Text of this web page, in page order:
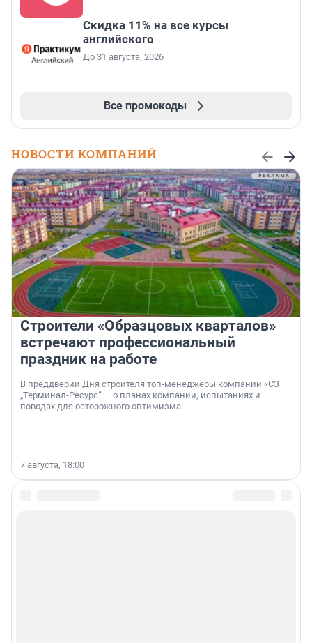
Скидка 11% на все курсы
английского
До 31 августа, 2026
Все промокоды
НОВОСТИ КОМПАНИЙ
Строители «Образцовых кварталов»
встречают профессиональный
праздник на работе
В преддверии Дня строителя топ-менеджеры компании «СЗ
„Терминал-Ресурс“ — о планах компании, испытаниях и
поводах для осторожного оптимизма.
7 августа, 18:00